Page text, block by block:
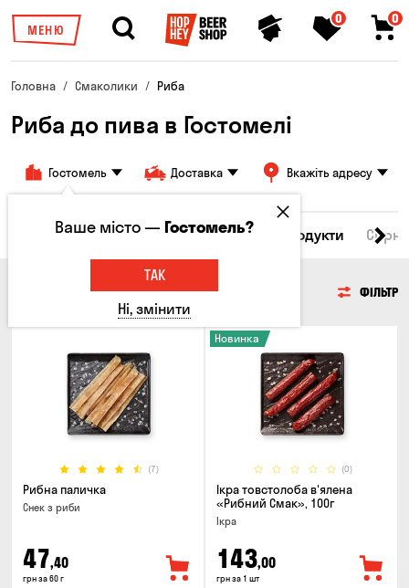
МЕНЮ
0 0
Головна Смаколики Риба
Риба до пива в Гостомелі
Гостомель Доставка Вкажіть адресу
Всі товари М'ясо Риба Морепродукти
ФІЛЬТР
(7)
Рибна паличка
Снек з риби
47,40
грн за 60 г
(0)
Новинка
Ікра товстолоба в'ялена
«Рибний Смак», 100г
Ікра
143,00
грн за 1 шт
Ваше місто —Гостомель?
ТАК
Ні, змінити